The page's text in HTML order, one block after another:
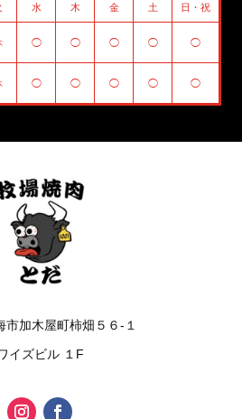
水 木 金 土 日・祝
◯ ◯ ◯ ◯ ◯
◯ ◯ ◯ ◯ ◯
市加木屋町柿畑５６-１
イズビル １F